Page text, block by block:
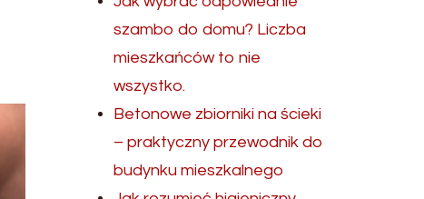
szambo do domu? Liczba
mieszkańców to nie
wszystko.
Betonowe zbiorniki na ścieki
– praktyczny przewodnik do
budynku mieszkalnego